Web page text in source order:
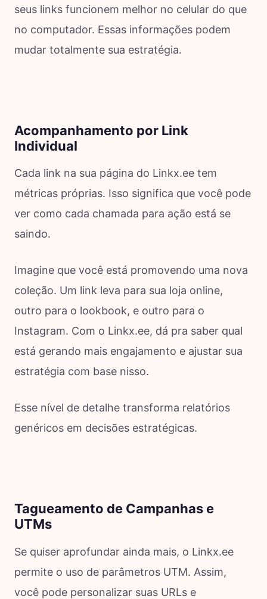
seus links funcionem melhor no celular do que
no computador. Essas informações podem
mudar totalmente sua estratégia.
Acompanhamento por Link
Individual
Cada link na sua página do Linkx.ee tem
métricas próprias. Isso significa que você pode
ver como cada chamada para ação está se
saindo.
Imagine que você está promovendo uma nova
coleção. Um link leva para sua loja online,
outro para o lookbook, e outro para o
Instagram. Com o Linkx.ee, dá pra saber qual
está gerando mais engajamento e ajustar sua
estratégia com base nisso.
Esse nível de detalhe transforma relatórios
genéricos em decisões estratégicas.
Tagueamento de Campanhas e
UTMs
Se quiser aprofundar ainda mais, o Linkx.ee
permite o uso de parâmetros UTM. Assim,
você pode personalizar suas URLs e